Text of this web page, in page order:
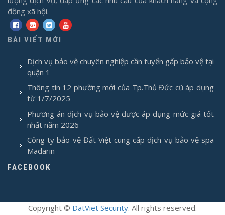
đồng xã hội.
BÀI VIẾT MỚI
Dịch vụ bảo vệ chuyên nghiệp cần tuyển gấp bảo vệ tại
quận 1
Thông tin 12 phường mới của Tp.Thủ Đức cũ áp dụng
từ 1/7/2025
Phương án dịch vụ bảo vệ được áp dụng mức giá tốt
nhất năm 2026
Công ty bảo vệ Đất Việt cung cấp dịch vụ bảo vệ spa
Madarin
FACEBOOK
Copyright © DatViet Security. All rights reserved.